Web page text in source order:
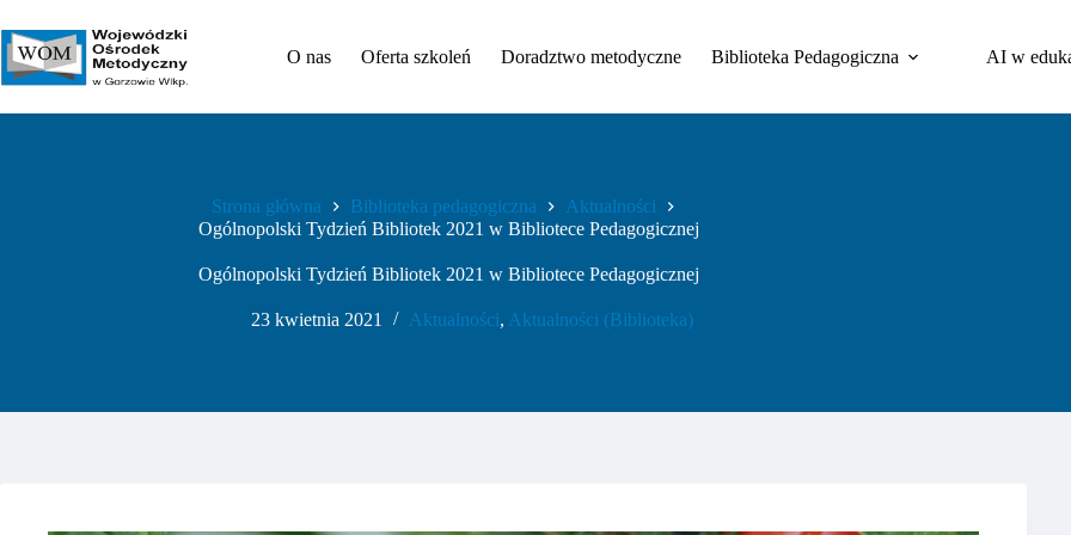
do
treści
O nas Oferta szkoleń Doradztwo metodyczne Biblioteka Pedagogiczna AI w
Strona główna Biblioteka pedagogiczna
Aktualności
Ogólnopolski Tydzień Bibliotek 2021 w Bibliotece Pedagogicznej
Ogólnopolski Tydzień Bibliotek 2021 w Bibliotece Pedagogicznej
23 kwietnia 2021 Aktualności, Aktualności (Biblioteka)